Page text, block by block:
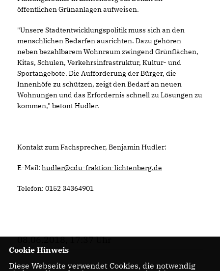
öffentlichen Grünanlagen aufweisen.
"Unsere Stadtentwicklungspolitik muss sich an den
menschlichen Bedarfen ausrichten. Dazu gehören
neben bezahlbarem Wohnraum zwingend Grünflächen,
Kitas, Schulen, Verkehrsinfrastruktur, Kultur- und
Sportangebote. Die Aufforderung der Bürger, die
Innenhöfe zu schützen, zeigt den Bedarf an neuen
Wohnungen und das Erfordernis schnell zu Lösungen zu
kommen," betont Hudler.
Kontakt zum Fachsprecher, Benjamin Hudler:
E-Mail: hudler@cdu-fraktion-lichtenberg.de
Telefon: 0152 34364901
08.06.2018, 17:37 Uhr
Cookie Hinweis
Diese Webseite verwendet Cookies, die notwendig